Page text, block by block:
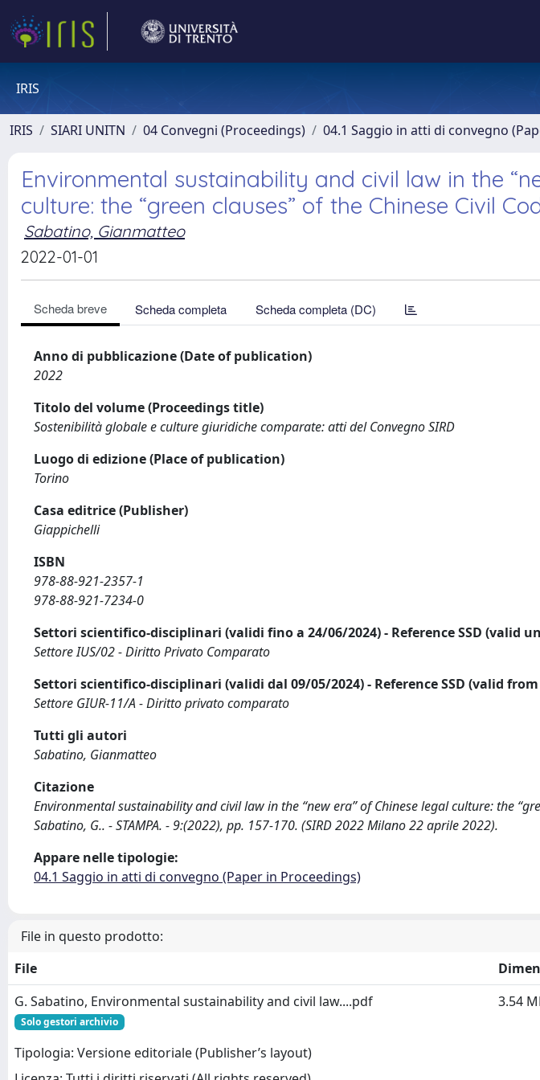
IRIS
IRIS SIARI UNITN 04 Convegni (Proceedings) 04.1 Saggio in atti di convegno
Environmental sustainability and civil law in the
culture: the “green clauses” of the Chinese Civil
Sabatino, Gianmatteo
2022-01-01
Scheda breve Scheda completa Scheda completa (DC)
Anno di pubblicazione (Date of publication)
2022
Titolo del volume (Proceedings title)
Sostenibilità globale e culture giuridiche comparate: atti del Convegno SIRD
Luogo di edizione (Place of publication)
Torino
Casa editrice (Publisher)
Giappichelli
ISBN
978-88-921-2357-1
978-88-921-7234-0
Settori scientifico-disciplinari (validi fino a 24/06/2024) - Reference SSD (valid
Settore IUS/02 - Diritto Privato Comparato
Settori scientifico-disciplinari (validi dal 09/05/2024) - Reference SSD (valid
Settore GIUR-11/A - Diritto privato comparato
Tutti gli autori
Sabatino, Gianmatteo
Citazione
Environmental sustainability and civil law in the “new era” of Chinese legal culture: the
Sabatino, G.. - STAMPA. - 9:(2022), pp. 157-170. (SIRD 2022 Milano 22 aprile 2022).
Appare nelle tipologie:
04.1 Saggio in atti di convegno (Paper in Proceedings)
File in questo prodotto:
File
G. Sabatino, Environmental sustainability and civil law....pdf
Solo gestori archivio
Tipologia: Versione editoriale (Publisher’s layout)
3.54